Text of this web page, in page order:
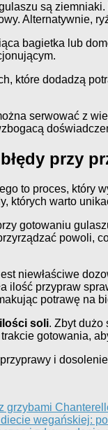
są
Alternatywnie,
bagietka lub
które dodadzą
serwować z
przy
to proces, który
których warto
gotowaniu
powoli,
niewłaściwe
ilość przypraw
potrawę na
ilości soli. Zbyt dużo
gotowania,
i
grzybami
wegańskiej: